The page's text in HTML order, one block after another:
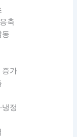
축
동
증가
정